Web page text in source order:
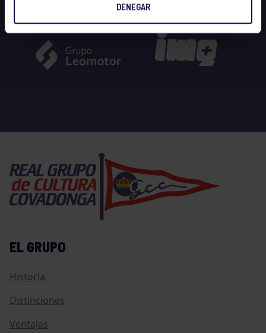
DENEGAR
EL GRUPO
Historia
Distinciones
Ventajas